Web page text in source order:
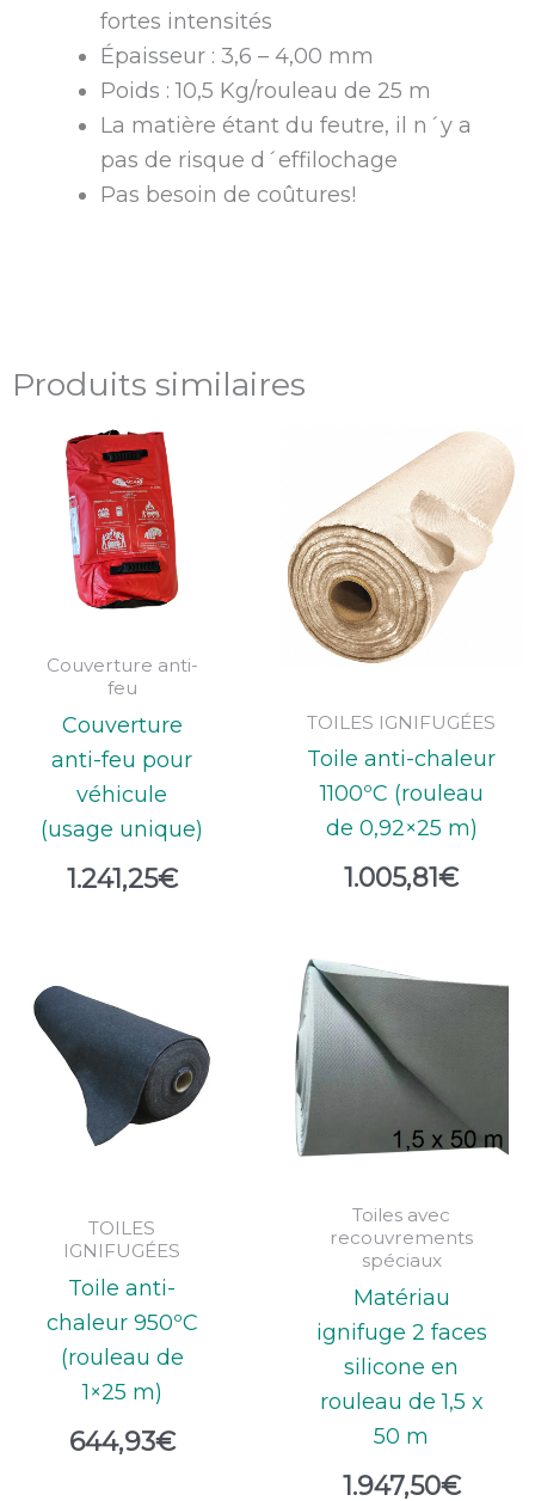
fortes intensités
Épaisseur : 3,6 – 4,00 mm
Poids : 10,5 Kg/rouleau de 25 m
La matière étant du feutre, il n´y a
pas de risque d´effilochage
Pas besoin de coûtures!
Produits similaires
Couverture anti-
feu
Couverture
anti-feu pour
véhicule
(usage unique)
1.241,25€
TOILES IGNIFUGÉES
Toile anti-chaleur
1100ºC (rouleau
de 0,92×25 m)
1.005,81€
TOILES
IGNIFUGÉES
Toile anti-
chaleur 950ºC
(rouleau de
1×25 m)
644,93€
Toiles avec
recouvrements
spéciaux
Matériau
ignifuge 2 faces
silicone en
rouleau de 1,5 x
50 m
1.947,50€